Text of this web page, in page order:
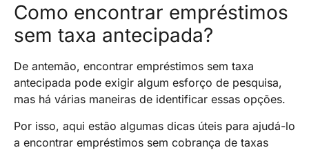
Como encontrar empréstimos
sem taxa antecipada?
De antemão, encontrar empréstimos sem taxa
antecipada pode exigir algum esforço de pesquisa,
mas há várias maneiras de identificar essas opções.
Por isso, aqui estão algumas dicas úteis para ajudá-lo
a encontrar empréstimos sem cobrança de taxas